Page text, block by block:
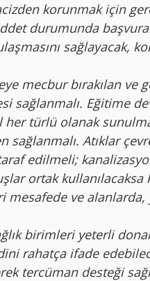
korunmak için
durumunda
sağlayacak,
mecbur bırakılan ve
sağlanmalı. Eğitime
her türlü olanak
Atıklar
edilmeli;
ortak kullanılacaksa
ve alanlarda,
birimleri yeterli
rahatça ifade
tercüman desteği